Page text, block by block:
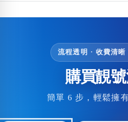
流程透明 · 收費清晰
購買靚
簡單 6 步，輕鬆擁